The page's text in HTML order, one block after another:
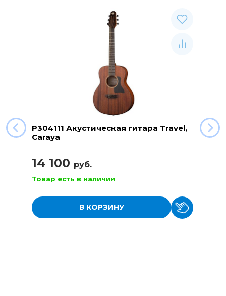
P304111 Акустическая гитара Travel,
Caraya
14 100 руб.
Товар есть в наличии
В КОРЗИНУ